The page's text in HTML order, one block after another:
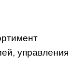
управления